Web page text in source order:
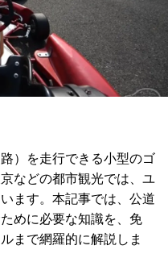
）を走行できる小型のゴ
などの都市観光では、ユ
ます。本記事では、公道
めに必要な知識を、免
まで網羅的に解説しま